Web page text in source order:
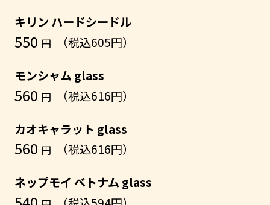
キリン ハードシードル
550 円
（税込605円）
モンシャム glass
560 円
（税込616円）
カオキャラット glass
560 円
（税込616円）
ネップモイ ベトナム glass